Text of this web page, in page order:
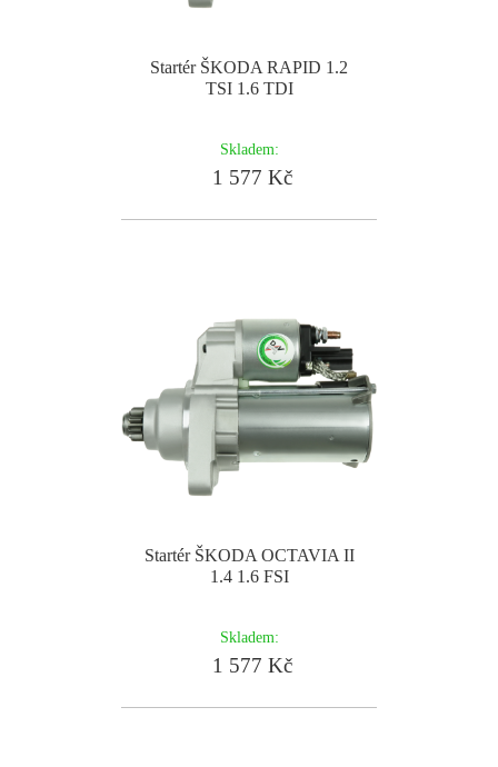
Startér ŠKODA RAPID 1.2
TSI 1.6 TDI
Skladem:
1 577 Kč
Startér ŠKODA OCTAVIA II
1.4 1.6 FSI
Skladem:
1 577 Kč